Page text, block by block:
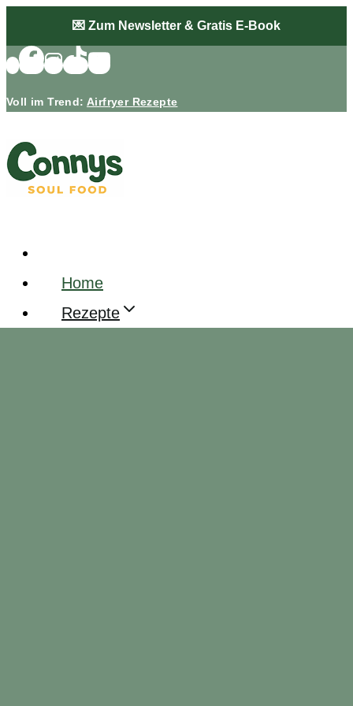
Inhalt
💌 Zum Newsletter & Gratis E-Book
Voll im Trend: Airfryer Rezepte
Home
Rezepte